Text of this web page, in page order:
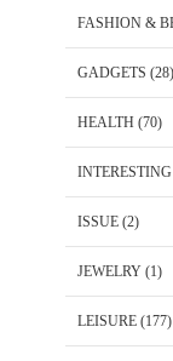
FASHION &
GADGETS (28)
HEALTH (70)
INTERESTING
ISSUE (2)
JEWELRY (1)
LEISURE (177)